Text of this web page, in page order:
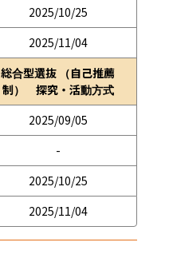
2025/10/25
2025/11/04
総合型選抜 （自己推薦
制） 探究・活動方式
2025/09/05
-
2025/10/25
2025/11/04